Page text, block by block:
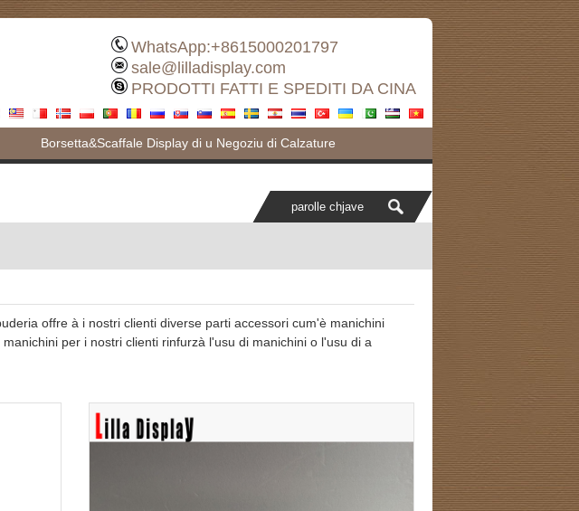
WhatsApp:+8615000201797
sale@lilladisplay.com
PRODOTTI FATTI E SPEDITI DA CINA
Borsetta&Scaffale Display di u Negoziu di Calzature
offre à i nostri clienti diverse parti accessori cum'è manichini
per i nostri clienti rinfurzà l'usu di manichini o l'usu di a